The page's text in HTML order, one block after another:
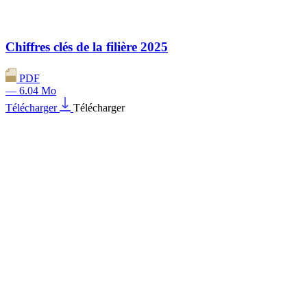
Chiffres clés de la filière 2025
PDF
— 6.04 Mo
Télécharger
Télécharger